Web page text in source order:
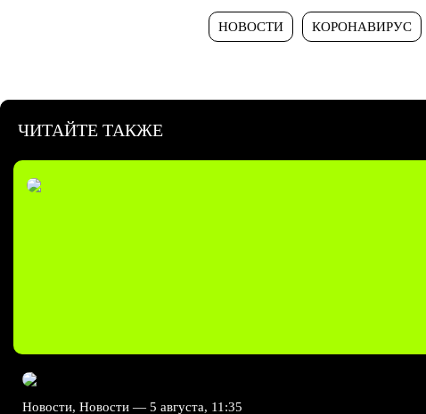
НОВОСТИ КОРОНАВИРУС
ЧИТАЙТЕ ТАКЖЕ
Новости, Новости — 5 августа, 11:35